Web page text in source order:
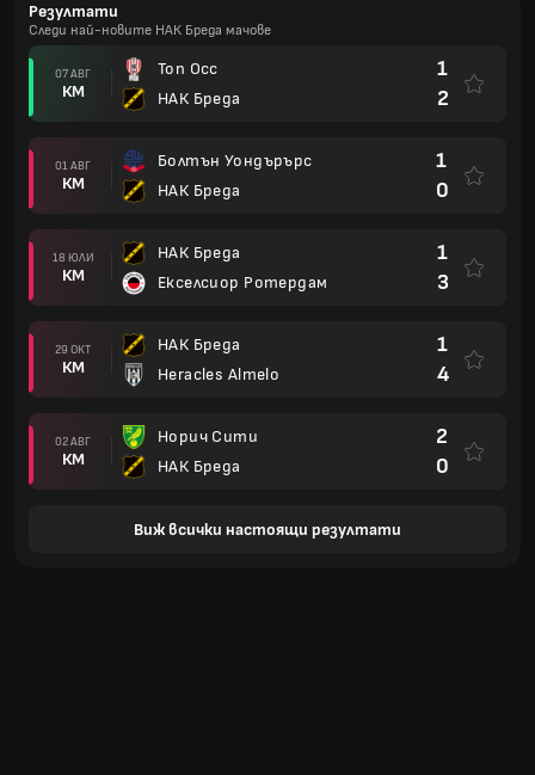
Резултати
Следи най-новите НАК Бреда мачове
07 АВГ
КМ
Топ Осс
НАК Бреда
1
2
01 АВГ
КМ
Болтън Уондърърс
НАК Бреда
1
0
18 ЮЛИ
КМ
НАК Бреда
Екселсиор Ротердам
1
3
29 ОКТ
КМ
НАК Бреда
Heracles Almelo
1
4
02 АВГ
КМ
Норич Сити
НАК Бреда
2
0
Виж всички настоящи резултати